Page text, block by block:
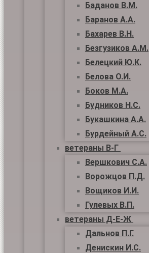
Баданов В.М.
Баранов А.А.
Бахарев В.Н.
Безгузиков А.М.
Белецкий Ю.К.
Белова О.И.
Боков М.А.
Будников Н.С.
Букашкина А.А.
Бурдейный А.С.
ветераны В-Г
Вершкович С.А.
Ворожцов П.Д.
Вощиков И.И.
Гулевых В.П.
ветераны Д-Е-Ж
Дальнов П.Г.
Денискин И.С.